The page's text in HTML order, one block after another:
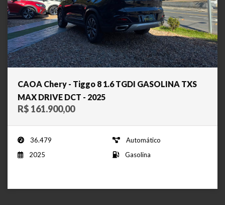
CAOA Chery - Tiggo 8 1.6 TGDI GASOLINA TXS
MAX DRIVE DCT - 2025
R$ 161.900,00
36.479
Automático
2025
Gasolina